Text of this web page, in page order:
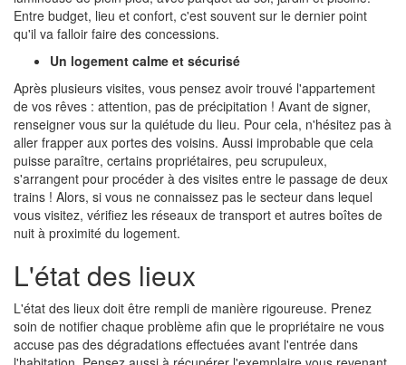
Entre budget, lieu et confort, c'est souvent sur le dernier point
qu'il va falloir faire des concessions.
Un logement calme et sécurisé
Après plusieurs visites, vous pensez avoir trouvé l'appartement
de vos rêves : attention, pas de précipitation ! Avant de signer,
renseigner vous sur la quiétude du lieu. Pour cela, n'hésitez pas à
aller frapper aux portes des voisins. Aussi improbable que cela
puisse paraître, certains propriétaires, peu scrupuleux,
s'arrangent pour procéder à des visites entre le passage de deux
trains ! Alors, si vous ne connaissez pas le secteur dans lequel
vous visitez, vérifiez les réseaux de transport et autres boîtes de
nuit à proximité du logement.
L'état des lieux
L'état des lieux doit être rempli de manière rigoureuse. Prenez
soin de notifier chaque problème afin que le propriétaire ne vous
accuse pas des dégradations effectuées avant l'entrée dans